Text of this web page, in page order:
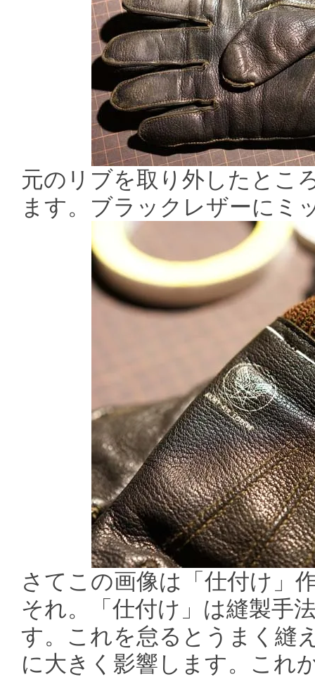
元のリブを取り外したとこ
ます。ブラックレザーにミ
さてこの画像は「仕付け」
それ。「仕付け」は縫製手
す。これを怠るとうまく縫
に大きく影響します。これ